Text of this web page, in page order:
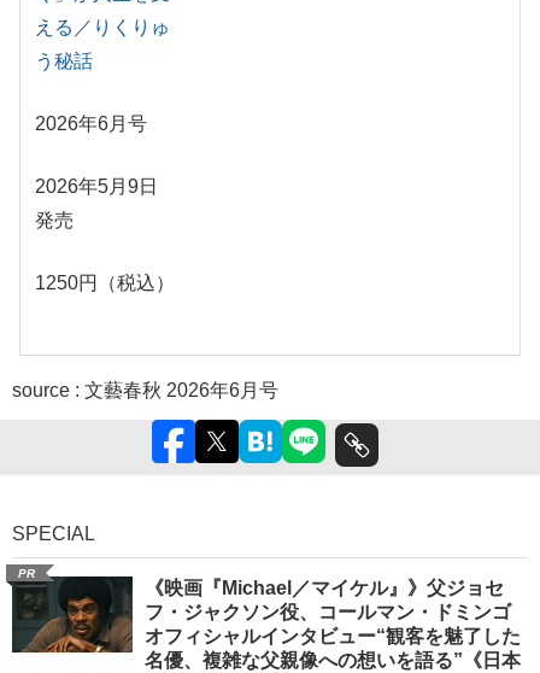
える／りくりゅ
う秘話
2026年6月号
2026年5月9日
発売
1250円（税込）
source : 文藝春秋 2026年6月号
SPECIAL
PR
《映画『Michael／マイケル』》父ジョセ
フ・ジャクソン役、コールマン・ドミンゴ
オフィシャルインタビュー“観客を魅了した
名優、複雑な父親像への想いを語る”《日本